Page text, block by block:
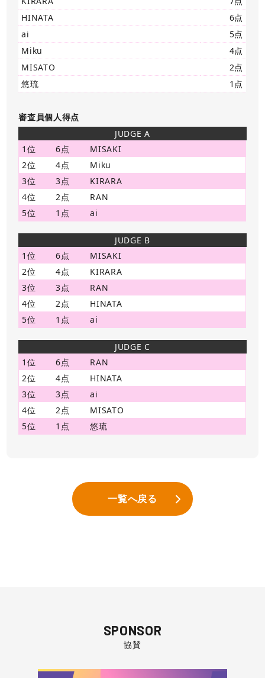
HINATA
6点
ai
5点
Miku
4点
MISATO
2点
悠琉
1点
審査員個人得点
JUDGE A
1位
6点
MISAKI
2位
4点
Miku
3位
3点
KIRARA
4位
2点
RAN
5位
1点 ai
JUDGE B
1位
6点
MISAKI
2位
4点
KIRARA
3位
3点
RAN
4位
2点
HINATA
5位
1点 ai
JUDGE C
1位
6点
RAN
2位
4点
HINATA
3位
3点
ai
4位
2点
MISATO
5位
1点 悠琉
一覧へ戻る
SPONSOR
協賛